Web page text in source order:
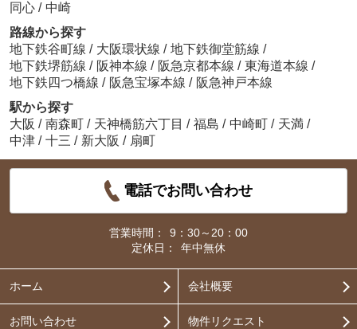
同心 / 中崎
路線から探す
地下鉄谷町線 / 大阪環状線 / 地下鉄御堂筋線 /
地下鉄堺筋線 / 阪神本線 / 阪急京都本線 / 東海道本線 /
地下鉄四つ橋線 / 阪急宝塚本線 / 阪急神戸本線
駅から探す
大阪 / 南森町 / 天神橋筋六丁目 / 福島 / 中崎町 / 天満 /
中津 / 十三 / 新大阪 / 扇町
電話でお問い合わせ
営業時間：
9：30～20：00
定休日：
年中無休
ホーム 会社概要
お問い合わせ 物件リクエスト